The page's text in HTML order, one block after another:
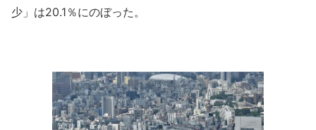
少」は20.1％にのぼった。